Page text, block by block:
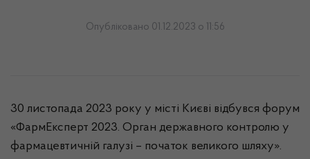
Опубліковано 01.12.2023 о 11:56
30 листопада 2023 року у місті Києві відбувся форум
«ФармЕксперт 2023. Орган державного контролю у
фармацевтичній галузі – початок великого шляху».